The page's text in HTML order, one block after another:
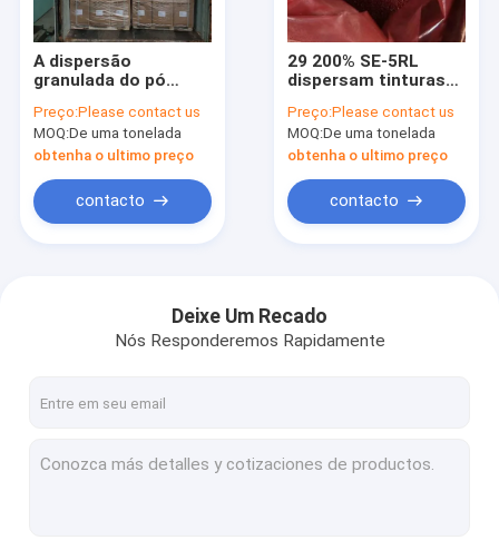
A dispersão
granulada do pó
preto CC-3R de 300%
C.I. MISTURA Super
Preço:Please contact us
MOQ:De uma tonelada
obtenha o ultimo preço
contacto
29 200% SE-5RL
dispersam tinturas
pulverizam CAS
19800-42-1
Preço:Please contact us
MOQ:De uma tonelada
obtenha o ultimo preço
contacto
Deixe Um Recado
Nós Responderemos Rapidamente